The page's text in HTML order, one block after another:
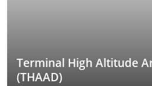
Terminal High Altitude
(THAAD)